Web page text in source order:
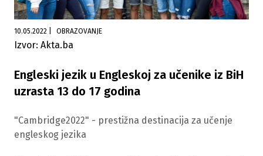
10.05.2022 OBRAZOVANJE
Izvor: Akta.ba
Engleski jezik u Engleskoj za učenike iz BiH
uzrasta 13 do 17 godina
"Cambridge2022" - prestižna destinacija za učenje
engleskog jezika